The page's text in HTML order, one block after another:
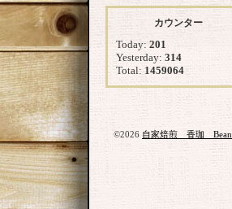
カウンター
Today: 201
Yesterday: 314
Total: 1459064
©2026 自家焙煎 香珈